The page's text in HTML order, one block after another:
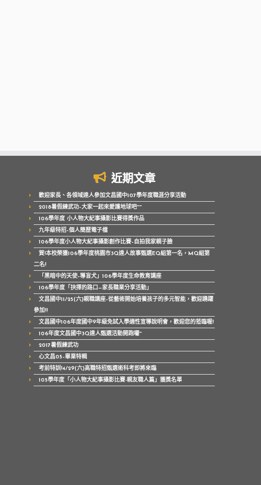
近期文章
歡迎家長、各領域達人參加文昌國中107學年度職涯分享活動
2018暑假練武功–大家一起來愛護地球吧~~
106學年度 小人物大紀事攝影比賽得獎作品
九年級特招–個人簡歷電子檔
106學年度小人物大紀事攝影創作比賽–自拍我家親子臉
賀!本校榮獲106學年度桃園市3Q達人故事甄選EQ組第一名，MQ組第
二名!
「黑暗中的天使–導盲犬」106學年度生命教育講座
106學年度「抉擇的路口—家長職業分享活動」
文昌國中11/25(六)親職講座–從藝術開始培養孩子的多元智能，歡迎踴躍
參加!!
文昌國中106年度國中9年級免試入學適性宣導說明會，歡迎您的蒞臨喔!
106年度文昌國中3Q達人甄選活動開跑囉~
2017暑假練武功
心文昌05–畢業特輯
考前特訓!4/29(六)高職特招甄選術科考即將來臨
105學年度「小人物大紀事攝影比賽-親友職人篇」獲獎名單